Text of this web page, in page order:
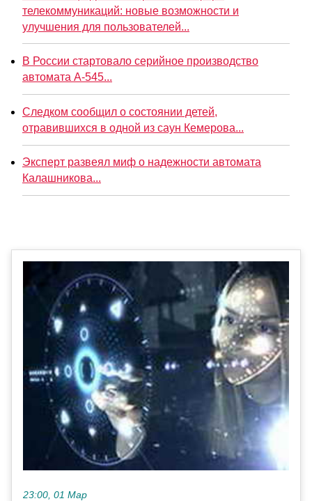
телекоммуникаций: новые возможности и
улучшения для пользователей...
В России стартовало серийное производство
автомата А-545...
Следком сообщил о состоянии детей,
отравившихся в одной из саун Кемерова...
Эксперт развеял миф о надежности автомата
Калашникова...
23:00, 01 Мар